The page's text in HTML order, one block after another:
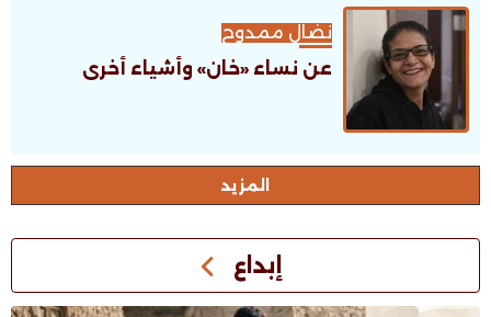
نضال ممدوح
عن نساء «خان» وأشياء أخرى
اﻟﻤﺰﻳﺪ
إبداع